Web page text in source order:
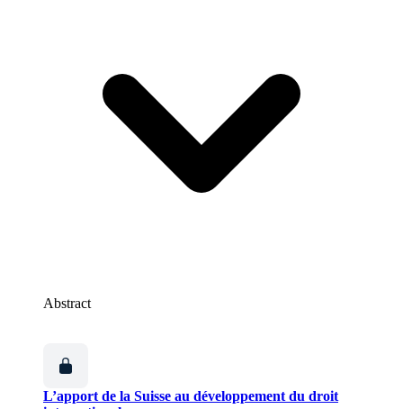
Abstract
L’apport de la Suisse au développement du droit